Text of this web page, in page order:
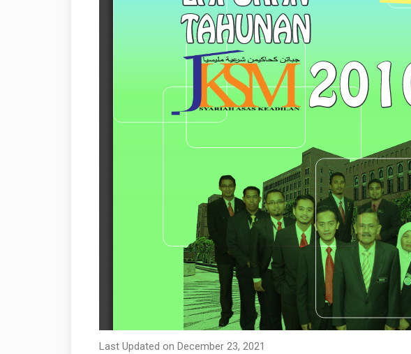
Last Updated on December 23, 2021